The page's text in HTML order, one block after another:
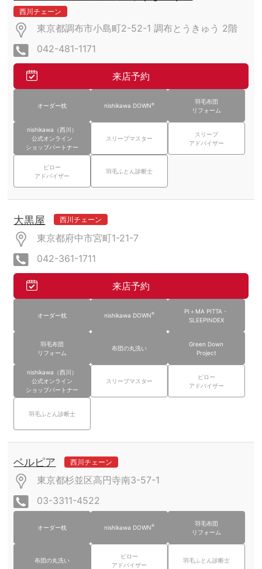
西川チェーン
東京都調布市小島町2-52-1 調布とうきゅう 2階
042-481-1171
来店予約
オーダー枕 nishikawa DOWN®
羽毛布団
リフォーム
nishikawa（西川）
公式オンライン
ショップパートナー
スリープマスター
スリープ
アドバイザー
ピロー
アドバイザー
羽毛ふとん診断士
大黒屋 西川チェーン
東京都府中市宮町1-21-7
042-361-1711
来店予約
オーダー枕 nishikawa DOWN®
PI＋MA PITTA・
SLEEPINDEX
羽毛布団
リフォーム
布団の丸洗い
Green Down
Project
nishikawa（西川）
公式オンライン
ショップパートナー
スリープマスター
ピロー
アドバイザー
羽毛ふとん診断士
ベルピア 西川チェーン
東京都杉並区高円寺南3-57-1
03-3311-4522
オーダー枕 nishikawa DOWN®
羽毛布団
リフォーム
布団の丸洗い
ピロー
アドバイザー
羽毛ふとん診断士